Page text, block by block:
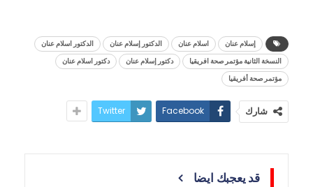
إسلام عنان اسلام عنان الدكتور إسلام عنان
الدكتور اسلام عنان
النسخة الثانية مؤتمر صحة افريقيا
دكتور إسلام عنان
دكتور اسلام عنان
مؤتمر صحة أفريقيا
شارك Facebook
Twitter
قد يعجبك ايضا